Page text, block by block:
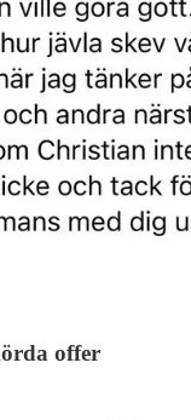
offer